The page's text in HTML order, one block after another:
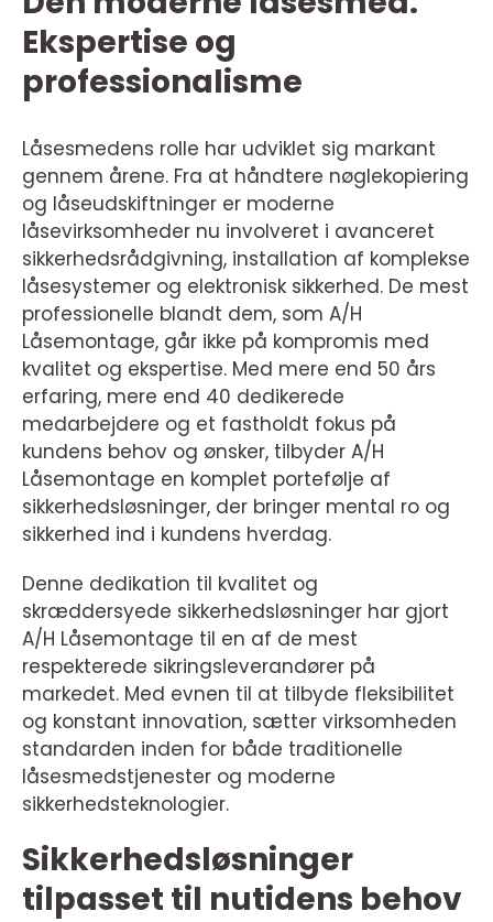
Ekspertise og
professionalisme
Låsesmedens rolle har udviklet sig markant
gennem årene. Fra at håndtere nøglekopiering
og låseudskiftninger er moderne
låsevirksomheder nu involveret i avanceret
sikkerhedsrådgivning, installation af komplekse
låsesystemer og elektronisk sikkerhed. De mest
professionelle blandt dem, som A/H
Låsemontage, går ikke på kompromis med
kvalitet og ekspertise. Med mere end 50 års
erfaring, mere end 40 dedikerede
medarbejdere og et fastholdt fokus på
kundens behov og ønsker, tilbyder A/H
Låsemontage en komplet portefølje af
sikkerhedsløsninger, der bringer mental ro og
sikkerhed ind i kundens hverdag.
Denne dedikation til kvalitet og
skræddersyede sikkerhedsløsninger har gjort
A/H Låsemontage til en af de mest
respekterede sikringsleverandører på
markedet. Med evnen til at tilbyde fleksibilitet
og konstant innovation, sætter virksomheden
standarden inden for både traditionelle
låsesmedstjenester og moderne
sikkerhedsteknologier.
Sikkerhedsløsninger
tilpasset til nutidens behov